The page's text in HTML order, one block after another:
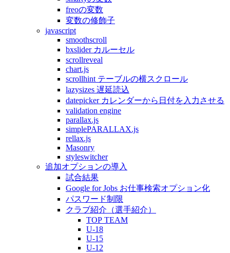
freoの変数
変数の修飾子
javascript
smoothscroll
bxslider カルーセル
scrollreveal
chart.js
scrollhint テーブルの横スクロール
lazysizes 遅延読込
datepicker カレンダーから日付を入力させる
validation engine
parallax.js
simplePARALLAX.js
rellax.js
Masonry
styleswitcher
追加オプションの導入
試合結果
Google for Jobs お仕事検索オプション化
パスワード制限
クラブ紹介（選手紹介）
TOP TEAM
U-18
U-15
U-12